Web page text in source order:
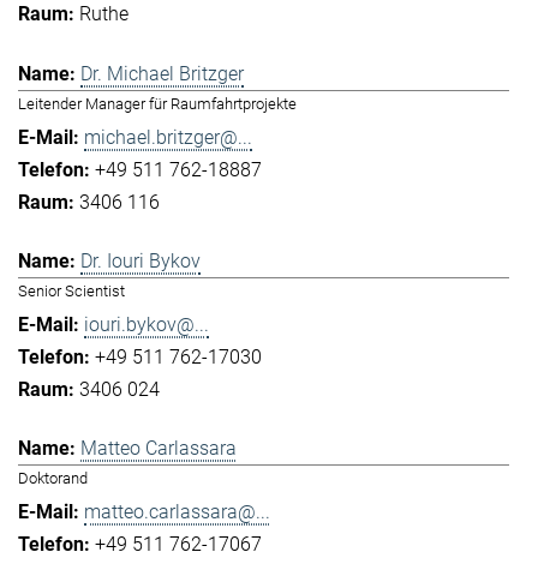
Ruthe
Dr. Michael Britzger
Leitender Manager für Raumfahrtprojekte
michael.britzger@...
+49 511 762-18887
3406 116
Dr. Iouri Bykov
Senior Scientist
iouri.bykov@...
+49 511 762-17030
3406 024
Matteo Carlassara
Doktorand
matteo.carlassara@...
+49 511 762-17067